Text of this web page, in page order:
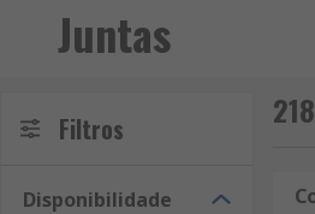
Juntas
Filtros
Disponibilidade